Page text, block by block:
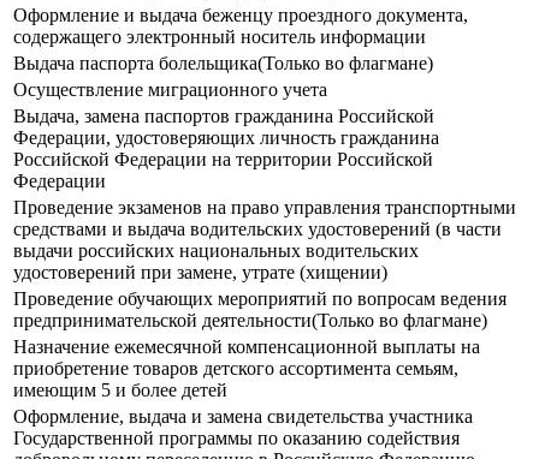
Оформление и выдача беженцу проездного документа,
содержащего электронный носитель информации
Выдача паспорта болельщика(Только во флагмане)
Осуществление миграционного учета
Выдача, замена паспортов гражданина Российской
Федерации, удостоверяющих личность гражданина
Российской Федерации на территории Российской
Федерации
Прoведение экзаменов на право управления транспортными
средствами и выдача водительских удостоверений (в части
выдачи российских национальных водительских
удостоверений при замене, утрате (хищении)
Проведение обучающих мероприятий по вопросам ведения
предпринимательской деятельности(Только во флагмане)
Назначение ежемесячной компенсационной выплаты на
приобретение товаров детского ассортимента семьям,
имеющим 5 и более детей
Оформление, выдача и замена свидетельства участника
Государственной программы по оказанию содействия